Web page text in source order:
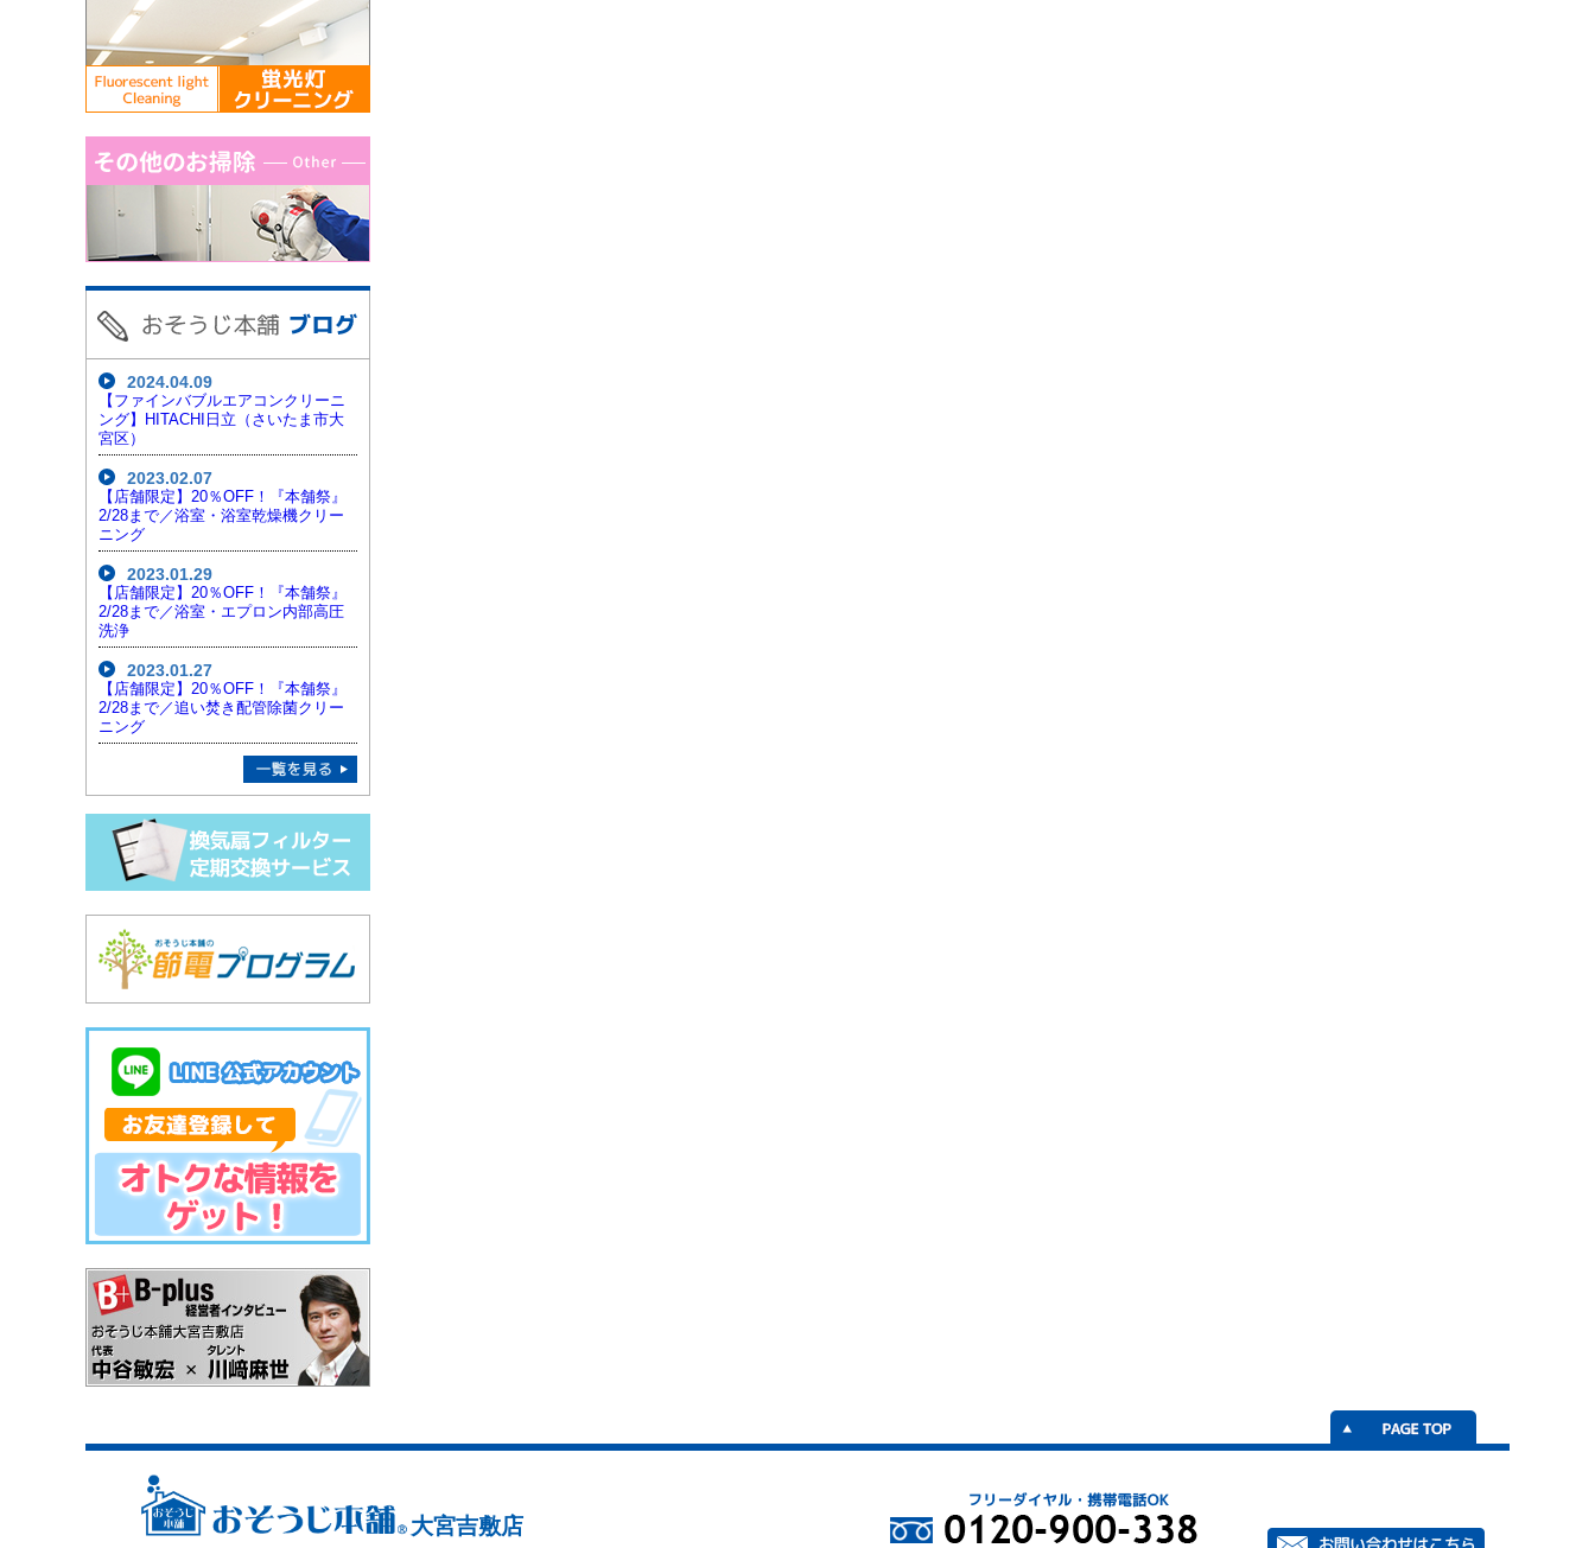
2024.04.09
【ファインバブルエアコンクリーニ
ング】HITACHI日立（さいたま市大
宮区）
2023.02.07
【店舗限定】20％OFF！『本舗祭』
2/28まで／浴室・浴室乾燥機クリー
ニング
2023.01.29
【店舗限定】20％OFF！『本舗祭』
2/28まで／浴室・エプロン内部高圧
洗浄
2023.01.27
【店舗限定】20％OFF！『本舗祭』
2/28まで／追い焚き配管除菌クリー
ニング
大宮吉敷店